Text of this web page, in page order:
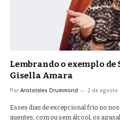
Lembrando o exemplo
Gisella Amara
Por Aristoteles Drummond 2 de agosto
Esses dias de excepcional frio no
quentes, com ou sem álcool, os